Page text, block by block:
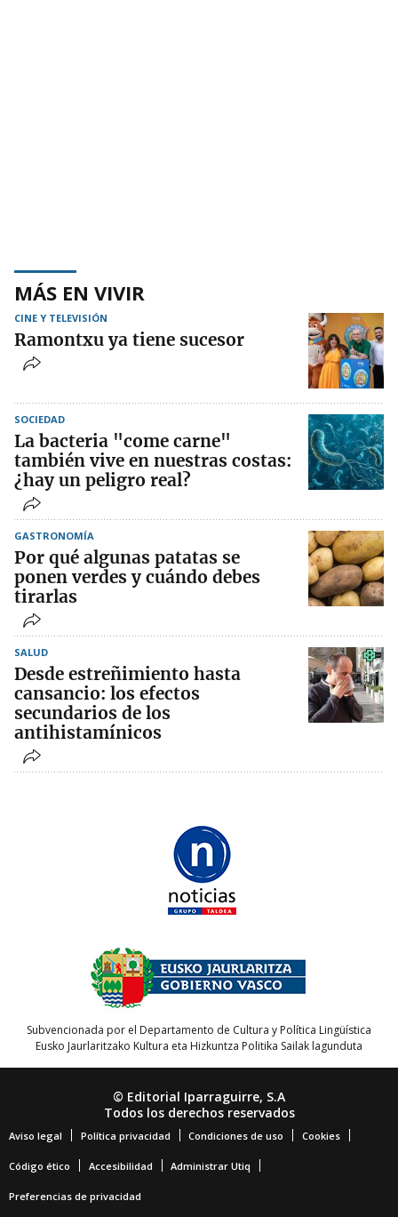
MÁS EN VIVIR
CINE Y TELEVISIÓN
Ramontxu ya tiene sucesor
SOCIEDAD
La bacteria "come carne"
también vive en nuestras costas:
¿hay un peligro real?
GASTRONOMÍA
Por qué algunas patatas se
ponen verdes y cuándo debes
tirarlas
SALUD
Desde estreñimiento hasta
cansancio: los efectos
secundarios de los
antihistamínicos
Subvencionada por el Departamento de Cultura y Política Lingüística
Eusko Jaurlaritzako Kultura eta Hizkuntza Politika Sailak lagunduta
© Editorial Iparraguirre, S.A
Todos los derechos reservados
Aviso legal Política privacidad Condiciones de uso Cookies
Código ético Accesibilidad Administrar Utiq
Preferencias de privacidad